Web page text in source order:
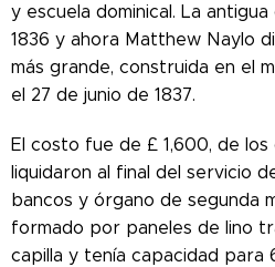
y escuela dominical. La
1836 y ahora Matthew Naylo
más grande, construida en el
el 27 de junio de 1837.
El costo fue de £ 1,600, de los
liquidaron al final del servicio
bancos y órgano de segunda
formado por paneles de lino
capilla y tenía capacidad para